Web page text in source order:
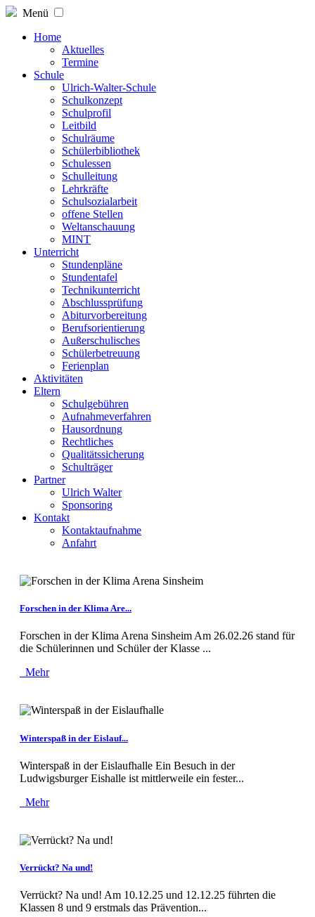
Menü
Home
Aktuelles
Termine
Schule
Ulrich-Walter-Schule
Schulkonzept
Schulprofil
Leitbild
Schulräume
Schülerbibliothek
Schulessen
Schulleitung
Lehrkräfte
Schulsozialarbeit
offene Stellen
Weltanschauung
MINT
Unterricht
Stundenpläne
Stundentafel
Technikunterricht
Abschlussprüfung
Abiturvorbereitung
Berufsorientierung
Außerschulisches
Schülerbetreuung
Ferienplan
Aktivitäten
Eltern
Schulgebühren
Aufnahmeverfahren
Hausordnung
Rechtliches
Qualitätssicherung
Schulträger
Partner
Ulrich Walter
Sponsoring
Kontakt
Kontaktaufnahme
Anfahrt
Forschen in der Klima Are...
Forschen in der Klima Arena Sinsheim Am 26.02.26 stand für
die Schülerinnen und Schüler der Klasse ...
Mehr
Winterspaß in der Eislauf...
Winterspaß in der Eislaufhalle Ein Besuch in der
Ludwigsburger Eishalle ist mittlerweile ein fester...
Mehr
Verrückt? Na und!
Verrückt? Na und! Am 10.12.25 und 12.12.25 führten die
Klassen 8 und 9 erstmals das Prävention...